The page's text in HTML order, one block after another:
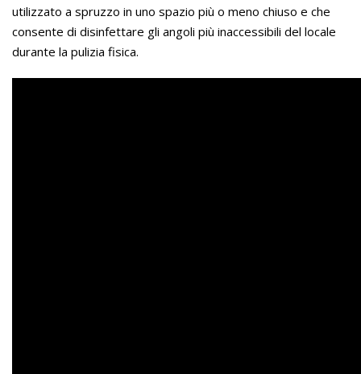
utilizzato a spruzzo in uno spazio più o meno chiuso e che
consente di disinfettare gli angoli più inaccessibili del locale
durante la pulizia fisica.